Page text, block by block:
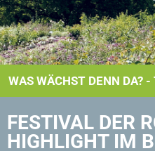
WAS WÄCHST DENN DA? -
FESTIVAL DER
HIGHLIGHT IM